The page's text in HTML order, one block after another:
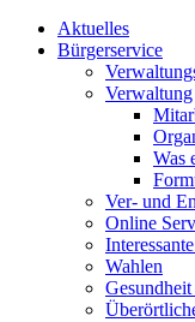
Aktuelles
Bürgerservice
Verwaltung
Was
Ver- und
Online
Wahlen